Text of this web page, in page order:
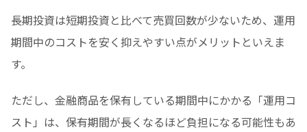
長期投資は短期投資と比べて売買回数が少ないため、運用
期間中のコストを安く抑えやすい点がメリットといえま
す。
ただし、金融商品を保有している期間中にかかる「運用コ
スト」は、保有期間が長くなるほど負担になる可能性もあ